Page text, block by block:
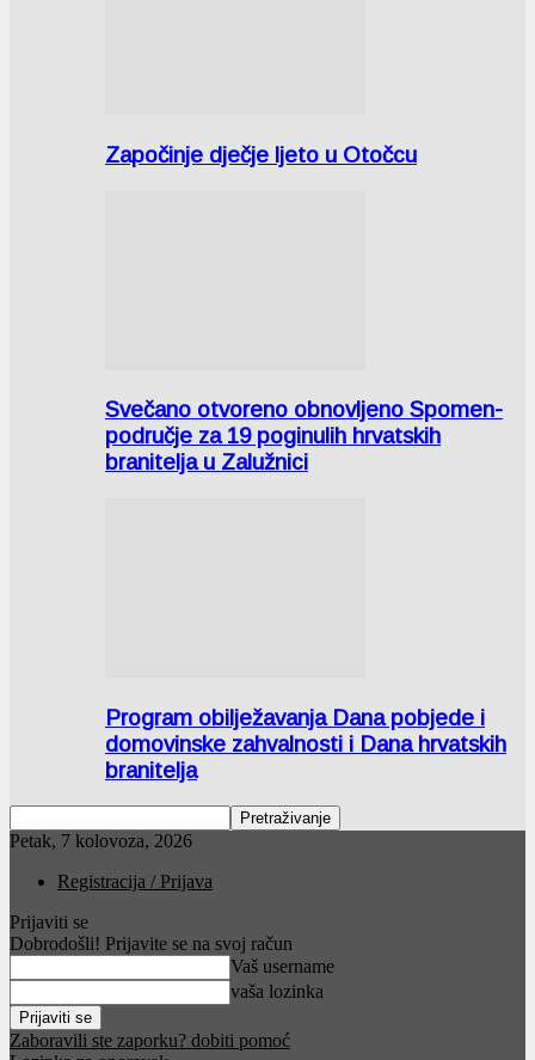
Započinje dječje ljeto u Otočcu
Svečano otvoreno obnovljeno Spomen-
područje za 19 poginulih hrvatskih
branitelja u Zalužnici
Program obilježavanja Dana pobjede i
domovinske zahvalnosti i Dana hrvatskih
branitelja
Petak, 7 kolovoza, 2026
Registracija / Prijava
Prijaviti se
Dobrodošli! Prijavite se na svoj račun
Vaš username
vaša lozinka
Zaboravili ste zaporku? dobiti pomoć